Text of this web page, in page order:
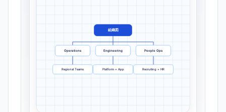
組織図
Operations Engineering People Ops
Regional Teams Platform + App Recruiting + HR